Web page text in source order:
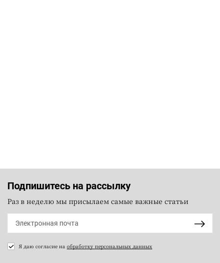
Подпишитесь на рассылку
Раз в неделю мы присылаем самые важные статьи
Я даю согласие на обработку персональных данных